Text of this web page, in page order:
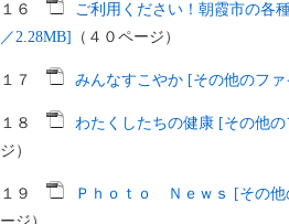
１６
ご利用ください！朝霞市の各
／2.28MB]
（４０ページ）
１７ みんなすこやか [その他のファ
１８ わたくしたちの健康 [その他の
ジ）
１９ Ｐｈｏｔｏ Ｎｅｗｓ [その他